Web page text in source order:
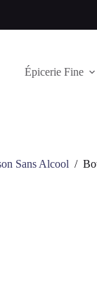
Épicerie Fine
Sans Alcool /